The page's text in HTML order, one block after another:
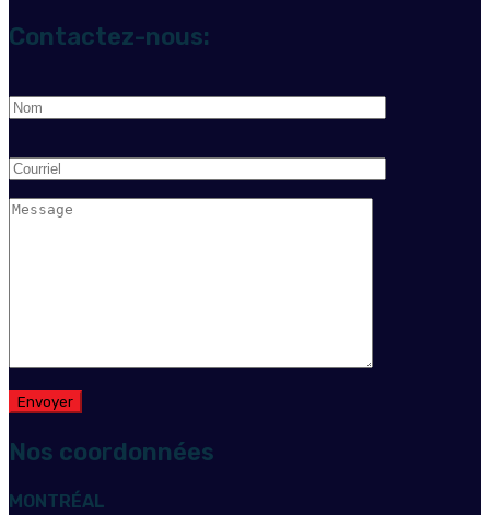
Contactez-nous:
Nos coordonnées
MONTRÉAL